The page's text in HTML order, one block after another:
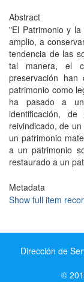
Abstract
"El Patrimonio y
amplio, a
tendencia de las
tal manera, el
preservación
patrimonio como
ha pasado a
identificación,
reivindicado, de
un patrimonio
a un patrimonio
restaurado a un
Metadata
Show full item
Dirección de
©